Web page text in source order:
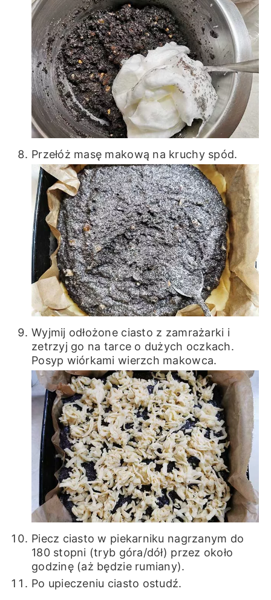
Przełóż masę makową na kruchy spód.
Wyjmij odłożone ciasto z zamrażarki i
zetrzyj go na tarce o dużych oczkach.
Posyp wiórkami wierzch makowca.
Piecz ciasto w piekarniku nagrzanym do
180 stopni (tryb góra/dół) przez około
godzinę (aż będzie rumiany).
Po upieczeniu ciasto ostudź.